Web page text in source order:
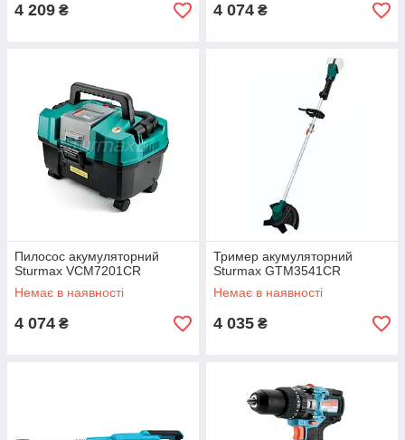
4 209 ₴ 4 074 ₴
Пилосос акумуляторний
Sturmax VCM7201CR
Немає в наявності
4 074 ₴
Тример акумуляторний
Sturmax GTM3541CR
Немає в наявності
4 035 ₴